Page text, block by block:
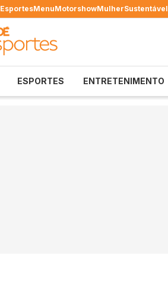
EsportesMenuMotorshowMulherSustentável
ESPORTES ENTRETENIMENTO